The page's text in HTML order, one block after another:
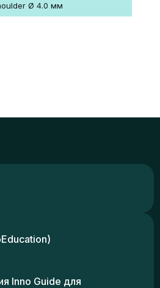
Ø 4.0 мм
Inno Guide для